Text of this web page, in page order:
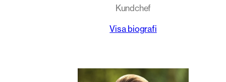
Kundchef
Visa biografi